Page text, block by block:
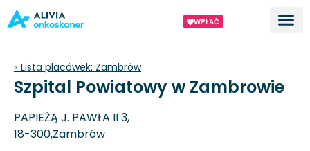
WPŁAĆ
« Lista placówek: Zambrów
Szpital Powiatowy w Zambrowie
PAPIEŻĄ J. PAWŁA II 3,
18-300,Zambrów